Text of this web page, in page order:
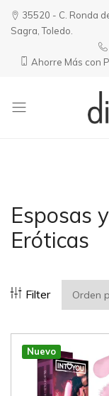
35520 - C. Ronda
Sagra, Toledo.
Ahorre Más con
para
Él
y
Esposas
Eróticas
Filter
Nuevo